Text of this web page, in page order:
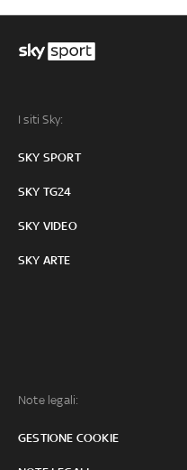
I siti Sky:
SKY SPORT
SKY TG24
SKY VIDEO
SKY ARTE
Note legali:
GESTIONE COOKIE